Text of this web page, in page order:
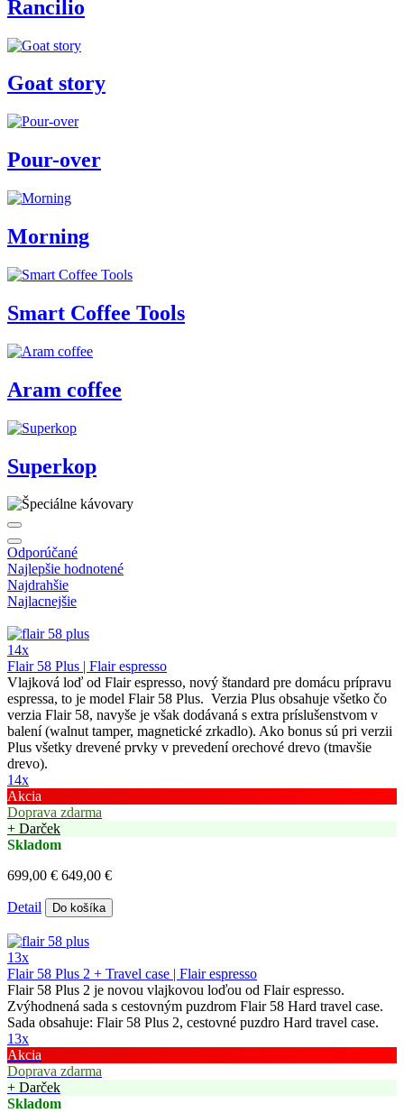
Rancilio
Goat story
Pour-over
Morning
Smart Coffee Tools
Aram coffee
Superkop
Odporúčané
Najlepšie hodnotené
Najdrahšie
Najlacnejšie
14x
Flair 58 Plus | Flair espresso
Vlajková loď od Flair espresso, nový štandard pre domácu prípravu
espressa, to je model Flair 58 Plus. Verzia Plus obsahuje všetko čo
verzia Flair 58, navyše je však dodávaná s extra príslušenstvom v
balení (walnut tamper, magnetické zrkadlo). Ako bonus sú pri verzii
Plus všetky drevené prvky v prevedení orechové drevo (tmavšie
drevo).
14x
Akcia
Doprava zdarma
+ Darček
Skladom
699,00 € 649,00 €
Detail Do košíka
13x
Flair 58 Plus 2 + Travel case | Flair espresso
Flair 58 Plus 2 je novou vlajkovou loďou od Flair espresso.
Zvýhodnená sada s cestovným puzdrom Flair 58 Hard travel case.
Sada obsahuje: Flair 58 Plus 2, cestovné puzdro Hard travel case.
13x
Akcia
Doprava zdarma
+ Darček
Skladom